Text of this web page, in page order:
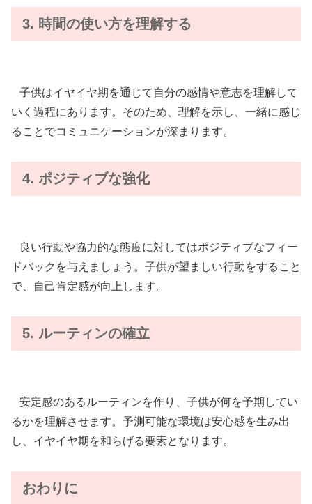
3. 時間の使い方を理解する
子供はイヤイヤ期を通じて自分の感情や意志を理解して
いく過程にあります。そのため、理解を示し、一緒に感じ
ることでコミュニケーションが深まります。
4. ポジティブな強化
良い行動や協力的な態度に対してはポジティブなフィー
ドバックを与えましょう。子供が望ましい行動をすること
で、自己肯定感が向上します。
5. ルーティンの確立
安定感のあるルーティンを作り、子供が何を予期してい
るかを理解させます。予測可能な環境は安心感を生み出
し、イヤイヤ期を和らげる要素となります。
おわりに